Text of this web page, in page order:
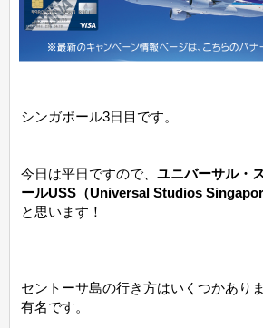
シンガポール3日目です。
今日は平日ですので、 ユニバーサル・
ールUSS（Universal Studios
と思います！
セントーサ島の行き方はいくつかあり
有名です。